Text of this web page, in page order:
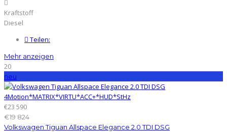
Kraftstoff
Diesel
Teilen:
Mehr anzeigen
20
neu
€23 590
€19 824
Volkswagen Tiguan Allspace Elegance 2.0 TDI DSG